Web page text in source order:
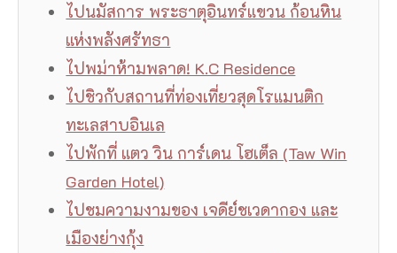
ไปนมัสการ พระธาตุอินทร์แขวน ก้อนหิน
แห่งพลังศรัทธา
ไปพม่าห้ามพลาด! K.C Residence
ไปชิวกับสถานที่ท่องเที่ยวสุดโรแมนติก
ทะเลสาบอินเล
ไปพักที่ แตว วิน การ์เดน โฮเต็ล (Taw Win
Garden Hotel)
ไปชมความงามของ เจดีย์ชเวดากอง และ
เมืองย่างกุ้ง